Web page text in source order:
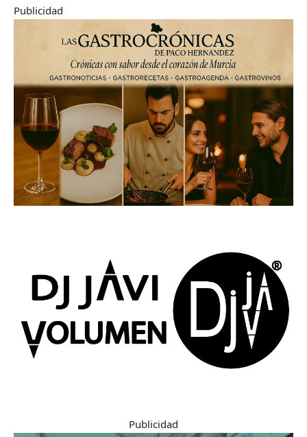
Publicidad
Publicidad